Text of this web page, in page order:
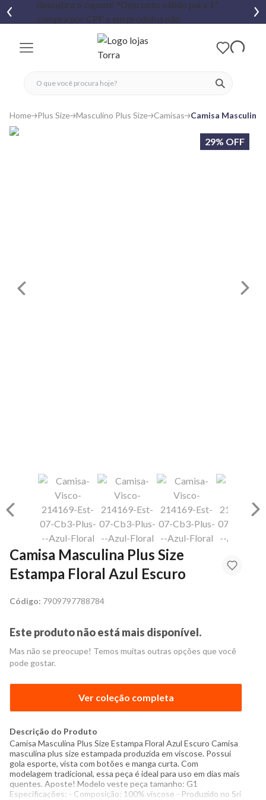
ver
fechar menu
fechar menu
favoritos
Home Plus Size Masculino Plus Size Camisas Camisa Masculina
29% OFF
Camisa Masculina Plus Size
Estampa Floral Azul Escuro
Código: 7909797788784
Este produto não está mais disponível.
Mas não se preocupe! Temos muitas outras opções que você
pode gostar.
Ver coleção completa
Descrição do Produto
Camisa Masculina Plus Size Estampa Floral Azul Escuro Camisa
masculina plus size estampada produzida em viscose. Possui
gola esporte, vista com botões e manga curta. Com
modelagem tradicional, essa peça é ideal para uso em dias mais
quentes. Aposte! Modelo veste peça tamanho: G1
Especificações: - Composição: 100% viscose - Produzido no Sri